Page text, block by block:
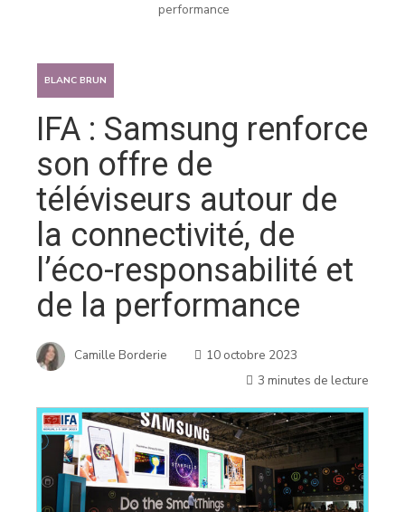
performance
BLANC BRUN
IFA : Samsung renforce
son offre de
téléviseurs autour de
la connectivité, de
l’éco-responsabilité et
de la performance
Camille Borderie
10 octobre 2023
3 minutes de lecture